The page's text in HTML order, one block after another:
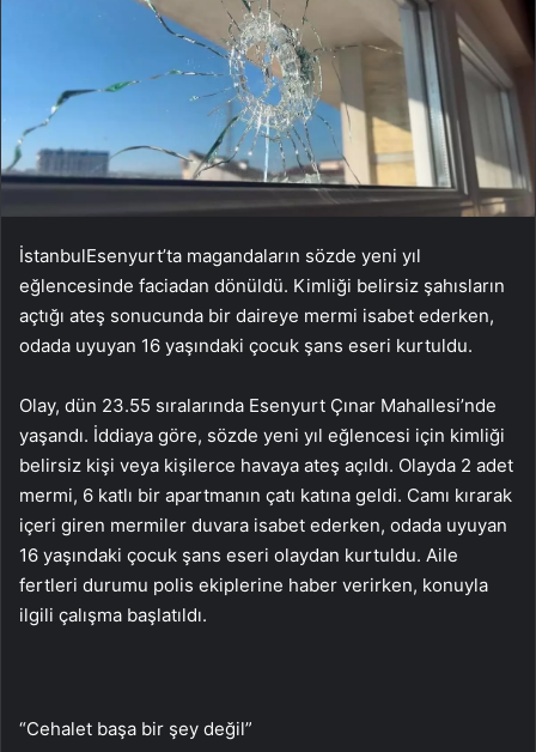
İstanbulEsenyurt’ta magandaların sözde yeni yıl
eğlencesinde faciadan dönüldü. Kimliği belirsiz şahısların
açtığı ateş sonucunda bir daireye mermi isabet ederken,
odada uyuyan 16 yaşındaki çocuk şans eseri kurtuldu.
Olay, dün 23.55 sıralarında Esenyurt Çınar Mahallesi’nde
yaşandı. İddiaya göre, sözde yeni yıl eğlencesi için kimliği
belirsiz kişi veya kişilerce havaya ateş açıldı. Olayda 2 adet
mermi, 6 katlı bir apartmanın çatı katına geldi. Camı kırarak
içeri giren mermiler duvara isabet ederken, odada uyuyan
16 yaşındaki çocuk şans eseri olaydan kurtuldu. Aile
fertleri durumu polis ekiplerine haber verirken, konuyla
ilgili çalışma başlatıldı.
“Cehalet başa bir şey değil”